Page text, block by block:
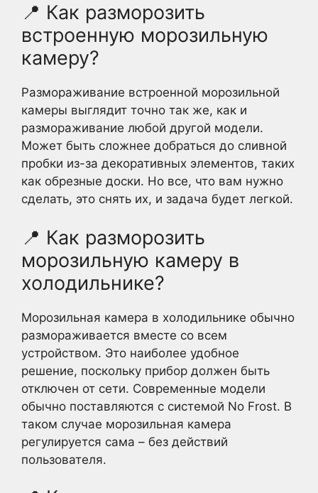
📍 Как разморозить
встроенную морозильную
камеру?
Размораживание встроенной морозильной
камеры выглядит точно так же, как и
размораживание любой другой модели.
Может быть сложнее добраться до сливной
пробки из-за декоративных элементов, таких
как обрезные доски. Но все, что вам нужно
сделать, это снять их, и задача будет легкой.
📍 Как разморозить
морозильную камеру в
холодильнике?
Морозильная камера в холодильнике обычно
размораживается вместе со всем
устройством. Это наиболее удобное
решение, поскольку прибор должен быть
отключен от сети. Современные модели
обычно поставляются с системой No Frost. В
таком случае морозильная камера
регулируется сама – без действий
пользователя.